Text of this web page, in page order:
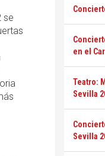
se
en el
Teatro:
Sevilla
Sevilla